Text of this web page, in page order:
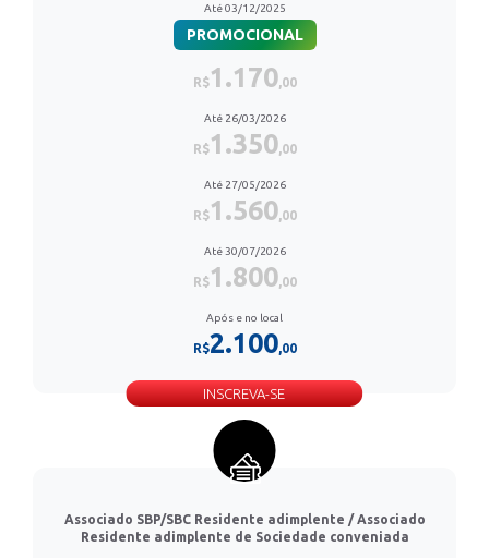
Até 03/12/2025
PROMOCIONAL
R$1.170,00
Até 26/03/2026
R$1.350,00
Até 27/05/2026
R$1.560,00
Até 30/07/2026
R$1.800,00
Após e no local
R$2.100,00
INSCREVA-SE
Associado SBP/SBC Residente adimplente / Associado
Residente adimplente de Sociedade conveniada